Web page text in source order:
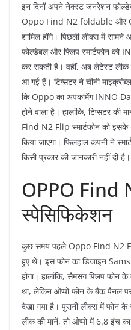
इन दिनों अपने नेक्स्ट जनरेशन
Oppo Find N2 foldable और
शामिल होंगे। पिछली लीक्स में
फोल्डेबल और फ्लिप स्मार्टफोन को
कर सकती है। वहीं, अब लेटेस्ट लीक
आ गई हैं। टिप्सटर ने चीनी
कि Oppo का अपकमिंग INNO
होने वाला है। हालांकि, टिप्सटर
Find N2 Flip स्मार्टफोन को इसके
किया जाएगा। फिलहाल कंपनी ने
किसी प्रकार की जानकारी नहीं दी है।
OPPO Find
स्पेसिफिकेशन
कुछ समय पहले Oppo Find N2
हुए थे। इस फोन का डिजाइन
होगा। हालांकि, सैमसंग फ्लिप फोन
था, लेकिन ओप्पो फोन के बैक पैनल
देखा गया है। पुरानी लीक्स में फोन
लीक की मानें, तो ओप्पो में 6.8 इंच